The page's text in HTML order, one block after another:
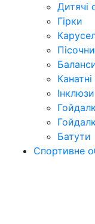
Дитячі
Гірки
Батути
Спортивне